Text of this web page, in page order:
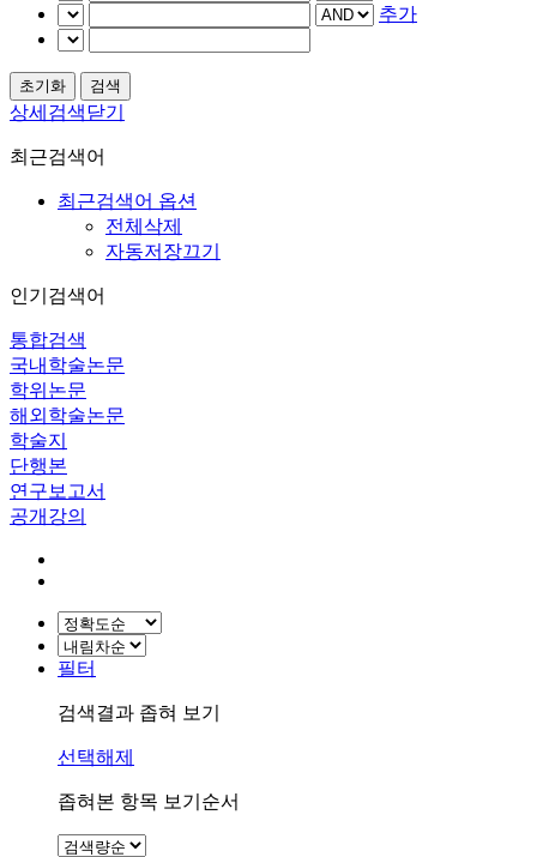
추가
상세검색닫기
최근검색어
최근검색어 옵션
전체삭제
자동저장끄기
인기검색어
통합검색
국내학술논문
학위논문
해외학술논문
학술지
단행본
연구보고서
공개강의
필터
검색결과 좁혀 보기
선택해제
좁혀본 항목 보기순서